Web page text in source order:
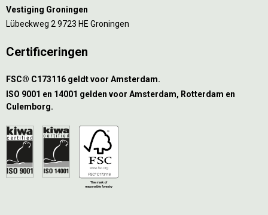
Vestiging Groningen
Lübeckweg 2 9723 HE Groningen
Certificeringen
FSC® C173116 geldt voor Amsterdam.
ISO 9001 en 14001 gelden voor Amsterdam, Rotterdam en
Culemborg.